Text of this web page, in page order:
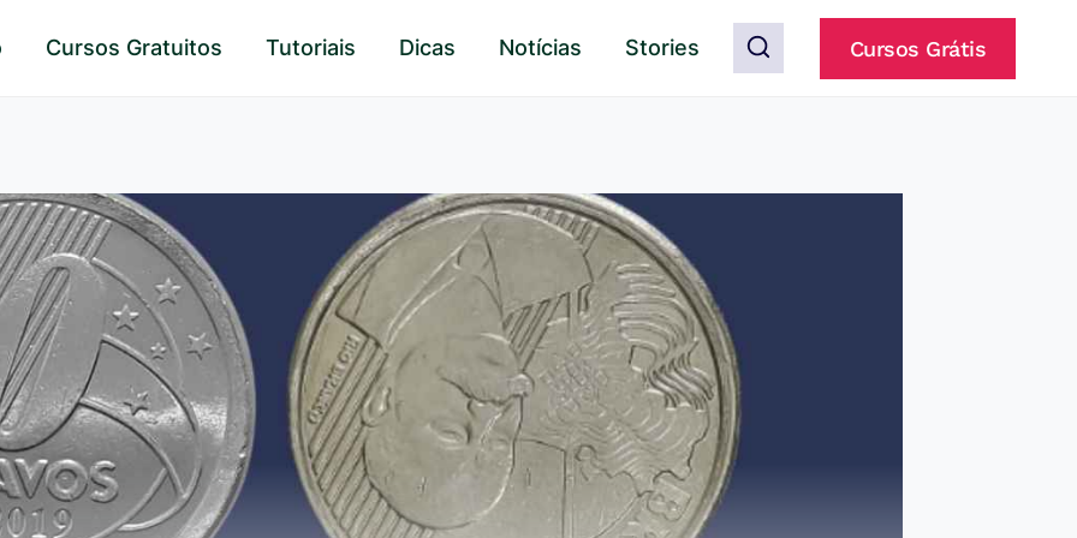
Cursos Gratuitos Tutoriais Dicas Notícias Stories Cursos Grátis